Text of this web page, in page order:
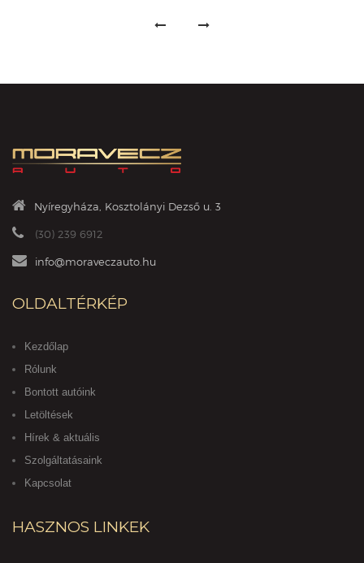
Nyíregyháza, Kosztolányi Dezső u. 3
(30) 239 6912
info@moraveczauto.hu
OLDALTÉRKÉP
Kezdőlap
Rólunk
Bontott autóink
Letöltések
Hírek & aktuális
Szolgáltatásaink
Kapcsolat
HASZNOS LINKEK